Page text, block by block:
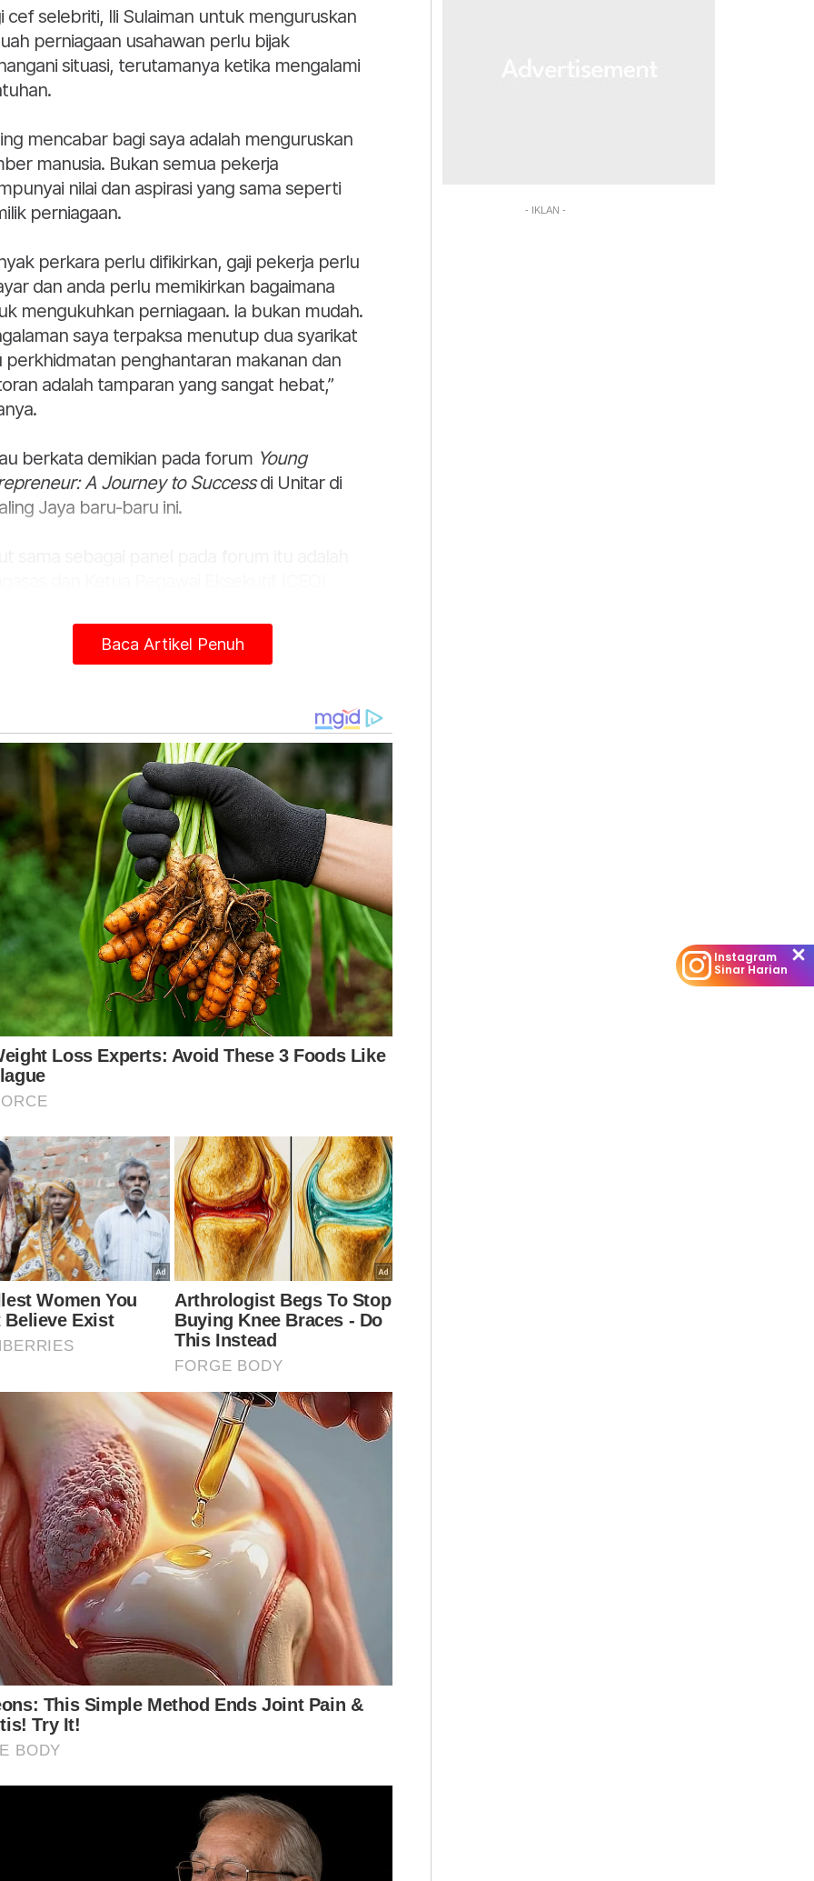
cef selebriti, Ili Sulaiman untuk menguruskan
perniagaan usahawan perlu bijak
situasi, terutamanya ketika mengalami
mencabar bagi saya adalah menguruskan
manusia. Bukan semua pekerja
nilai dan aspirasi yang sama seperti
perniagaan.
perkara perlu difikirkan, gaji pekerja perlu
dan anda perlu memikirkan bagaimana
mengukuhkan perniagaan. Ia bukan mudah.
saya terpaksa menutup dua syarikat
perkhidmatan penghantaran makanan dan
adalah tamparan yang sangat hebat,”
berkata demikian pada forum Young
A Journey to Successdi Unitar di
Jaya baru-baru ini.
dan Pengasas Bersama Qtix, Hanif
Mohd Saupi dan Pengasas dan CEO
forum berkenaan, barisan panel berkongsi
cabaran dan episod jatuh bangun
perniagaan dan bagaimana mereka kembali
serta berjaya dalam industri diceburi
masing.
anjuran Fakulti Perniagaan dan Teknologi
Antarabangsa Unitar (Unitar) itu
oleh moderator yang juga penyanyi
usahawan dan ikon belia, Ariz Ramli atau lebih
sebagai Caprice.
kira 350 penuntut universiti berkenaan
pelbagai jurusan dari peringkat asasi
sarjana hadir mengikuti forum selama dua
Pulau Pinang tidak pernah terpisah dari Kedah
Ramai tak tahu kegunaan lantai 'tactile' untuk OKU
Kanak-kanak lemas jatuh sungai, seorang lagi hilang
buat saya matang’
Mohd Izzairi pula, penting untuk seseorang
mahu bergelar usahawan mempunyai ilmu
dan kewangan bermula dari peringkat
ada impian yang besar. Tamat belajar saya
bekerja sendiri dan jadi usahawan. Saya rasa
cukup bijak untuk bergerak sendiri tetapi
itu saya terlalu muda dan naif. Pengalaman
saya gagal.
itu membuatkan saya lebih matang dan
pengajaran yang besar. Saya bangkit dan
dengan orang lebih berpengalaman.
ZeptoExpress kini terus
katanya.
itu, Azhari berkata, jangan ada istilah
asa dalam diri usahawan kerana sikap itu
lain nampak kita hidup mewah tapi mereka
merasa kepayahannya untuk mendapatkan
Baca Artikel Penuh
- IKLAN -
Instagram
Sinar Harian